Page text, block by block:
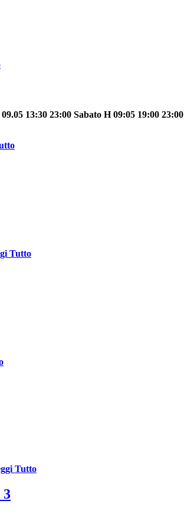
13:30 23:00 Sabato H 09:05 19:00 23:00
Tutto
Tutto
3